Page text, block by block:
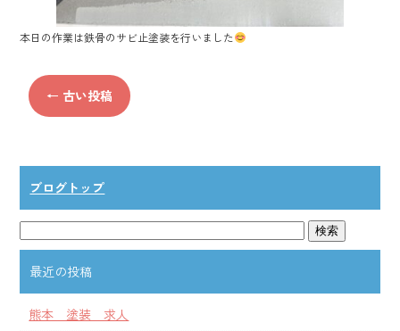
本日の作業は鉄骨のサビ止塗装を行いました
← 古い投稿
ブログトップ
最近の投稿
熊本 塗装 求人